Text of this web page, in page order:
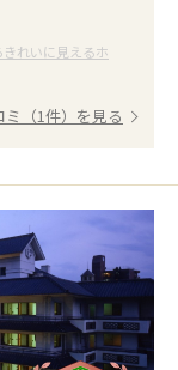
れいに見えるホ
（1件）を見る